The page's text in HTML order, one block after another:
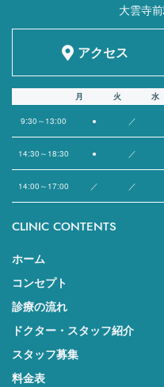
大雲寺
アクセス
月 火 水
9:30～13:00 ● ／
14:30～18:30 ● ／
14:00～17:00 ／ ／
CLINIC CONTENTS
ホーム
コンセプト
診療の流れ
ドクター・スタッフ紹介
スタッフ募集
料金表